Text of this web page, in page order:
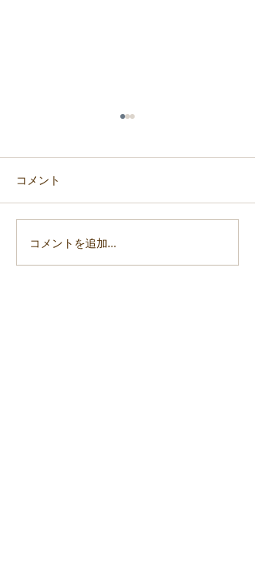
「令和6年能登半島地震」
支援活動報告7
コメント
コメントを追加…